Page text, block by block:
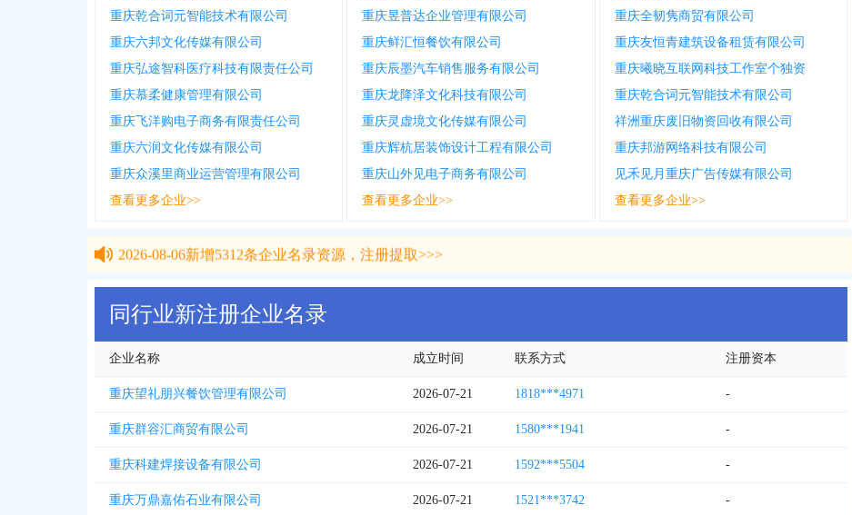
重庆乾合词元智能技术有限公司
重庆六邦文化传媒有限公司
重庆弘途智科医疗科技有限责任公司
重庆慕柔健康管理有限公司
重庆飞洋购电子商务有限责任公司
重庆六润文化传媒有限公司
重庆众溪里商业运营管理有限公司
查看更多企业>>
重庆昱普达企业管理有限公司
重庆鲜汇恒餐饮有限公司
重庆辰墨汽车销售服务有限公司
重庆龙降泽文化科技有限公司
重庆灵虚境文化传媒有限公司
重庆辉杭居装饰设计工程有限公司
重庆山外见电子商务有限公司
查看更多企业>>
重庆全韧隽商贸有限公司
重庆友恒青建筑设备租赁有限公司
重庆曦晓互联网科技工作室个独资
重庆乾合词元智能技术有限公司
祥洲重庆废旧物资回收有限公司
重庆邦游网络科技有限公司
见禾见月重庆广告传媒有限公司
查看更多企业>>
同行业新注册企业名录
企业名称 成立时间 联系方式 注册资本
重庆望礼朋兴餐饮管理有限公司 2026-07-21 1818***4971 -
重庆群容汇商贸有限公司 2026-07-21 1580***1941 -
重庆科建焊接设备有限公司 2026-07-21 1592***5504 -
重庆万鼎嘉佑石业有限公司 2026-07-21 1521***3742 -